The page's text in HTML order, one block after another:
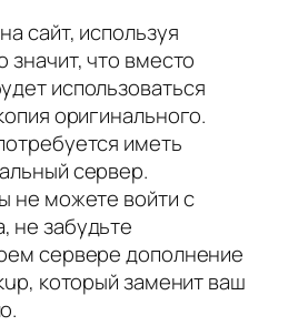
сайт, используя
значит, что вместо
использоваться
оригинального.
иметь
сервер.
не можете войти с
не забудьте
сервере дополнение
который заменит ваш